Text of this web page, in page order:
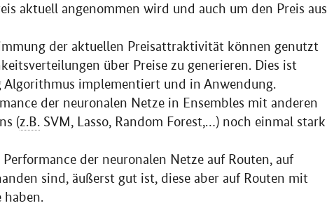
aktuell angenommen wird und auch um den Preis aus
der aktuellen Preisattraktivität können genutzt
über Preise zu generieren. Dies ist
implementiert und in Anwendung.
der neuronalen Netze in Ensembles mit anderen
(z.B. SVM, Lasso, Random Forest,…) noch einmal stark
der neuronalen Netze auf Routen, auf
sind, äußerst gut ist, diese aber auf Routen mit
haben.